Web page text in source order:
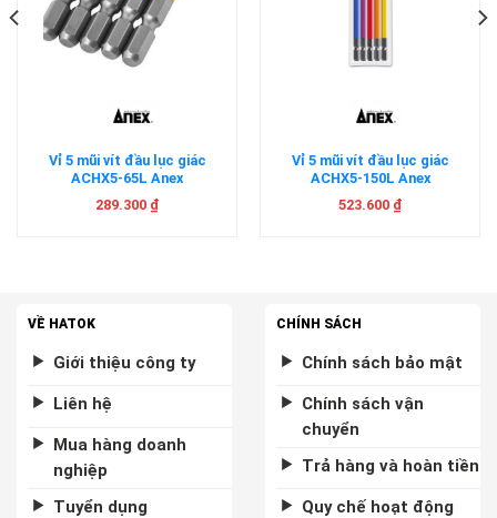
Vỉ 5 mũi vít đầu lục giác
ACHX5-65L Anex
289.300 ₫
Vỉ 5 mũi vít đầu lục giác
ACHX5-150L Anex
523.600 ₫
VỀ HATOK
Giới thiệu công ty
Liên hệ
Mua hàng doanh
nghiệp
Tuyển dụng
CHÍNH SÁCH
Chính sách bảo mật
Chính sách vận
chuyển
Trả hàng và hoàn tiền
Quy chế hoạt động